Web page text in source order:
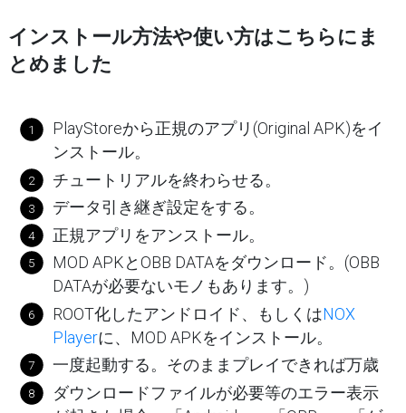
インストール方法や使い方はこちらにま
とめました
PlayStoreから正規のアプリ(Original APK)をイ
ンストール。
チュートリアルを終わらせる。
データ引き継ぎ設定をする。
正規アプリをアンストール。
MOD APKとOBB DATAをダウンロード。(OBB
DATAが必要ないモノもあります。)
ROOT化したアンドロイド、もしくはNOX
Playerに、MOD APKをインストール。
一度起動する。そのままプレイできれば万歳
ダウンロードファイルが必要等のエラー表示